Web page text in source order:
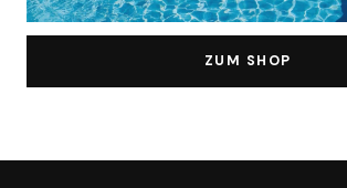
ZUM SHOP